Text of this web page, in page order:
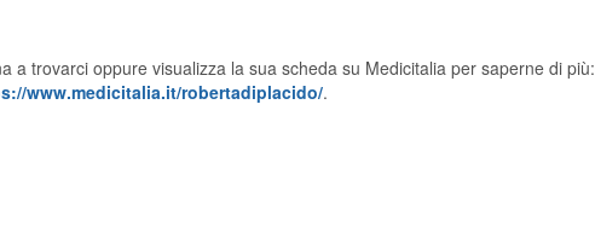
a trovarci oppure visualizza la sua scheda su Medicitalia per saperne di più:
www.medicitalia.it/robertadiplacido/.